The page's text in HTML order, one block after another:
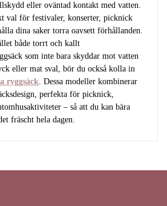
eller oväntad kontakt med vatten.
val för festivaler, konserter, picknick
dina saker torra oavsett förhållanden.
både torrt och kallt
som inte bara skyddar mot vatten
eller mat sval, bör du också kolla in
ryggsäck. Dessa modeller kombinerar
perfekta för picknick,
– så att du kan bära
fräscht hela dagen.